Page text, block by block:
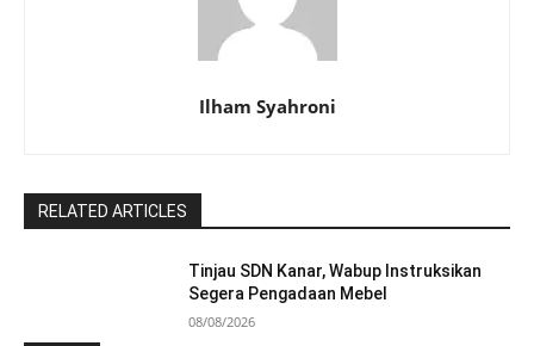
Ilham Syahroni
RELATED ARTICLES
Tinjau SDN Kanar, Wabup Instruksikan
Segera Pengadaan Mebel
08/08/2026